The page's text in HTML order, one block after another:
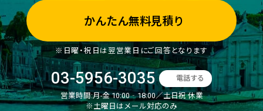
かんたん無料見積り
※日曜・祝日は翌営業日にご回答となります
03-5956-3035 電話する
営業時間:月-金 10:00‐18:00／土日祝 休業
※土曜日はメール対応のみ